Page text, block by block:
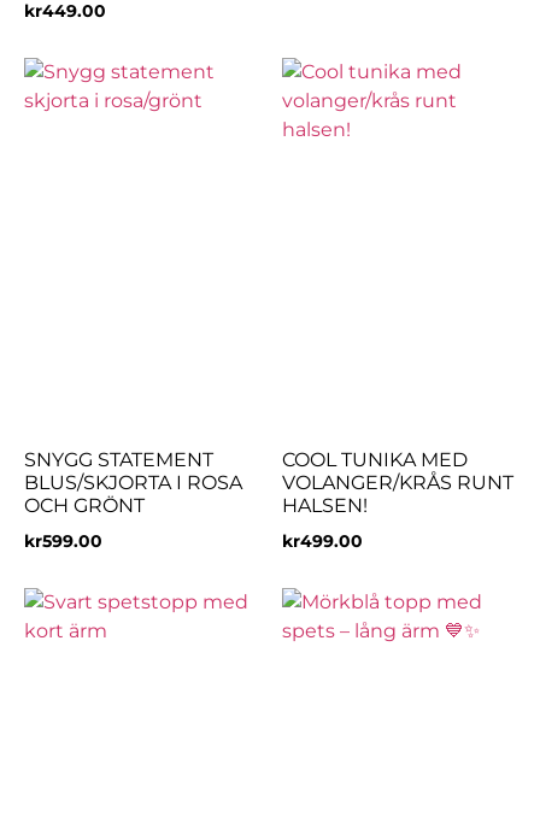
kr449.00
SNYGG STATEMENT
BLUS/SKJORTA I ROSA
OCH GRÖNT
kr599.00
COOL TUNIKA MED
VOLANGER/KRÅS RUNT
HALSEN!
kr499.00